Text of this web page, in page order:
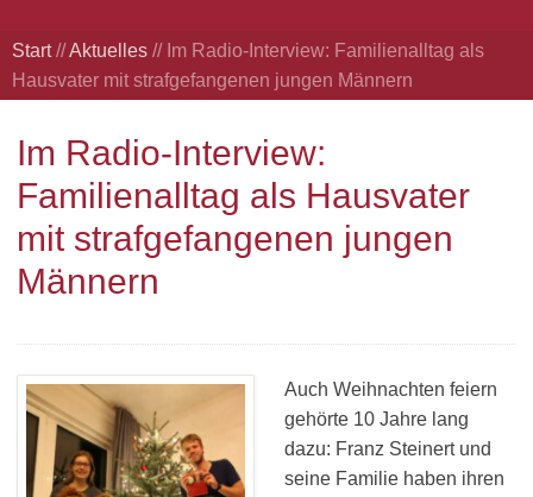
Start//Aktuelles // Im Radio-Interview: Familienalltag als
Hausvater mit strafgefangenen jungen Männern
Im Radio-Interview:
Familienalltag als Hausvater
mit strafgefangenen jungen
Männern
Auch Weihnachten feiern
gehörte 10 Jahre lang
dazu: Franz Steinert und
seine Familie haben ihren